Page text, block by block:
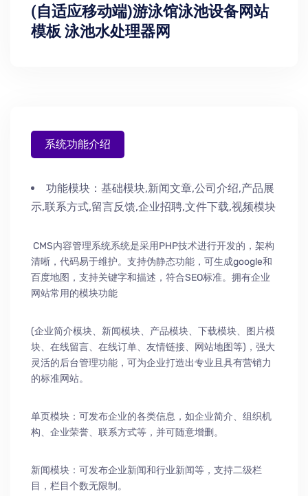
(自适应移动端)游泳馆泳池设备网站
模板 泳池水处理器网
系统功能介绍
功能模块： 基础模块,新闻文章,公司介绍,产品展
示,联系方式,留言反馈,企业招聘,文件下载,视频模块
CMS内容管理系统系统是采用PHP技术进行开发的，架构
清晰，代码易于维护。支持伪静态功能，可生成google和
百度地图，支持关键字和描述，符合SEO标准。拥有企业
网站常用的模块功能
(企业简介模块、新闻模块、产品模块、下载模块、图片模
块、在线留言、在线订单、友情链接、网站地图等)，强大
灵活的后台管理功能，可为企业打造出专业且具有营销力
的标准网站。
单页模块：可发布企业的各类信息，如企业简介、组织机
构、企业荣誉、联系方式等，并可随意增删。
新闻模块：可发布企业新闻和行业新闻等，支持二级栏
目，栏目个数无限制。